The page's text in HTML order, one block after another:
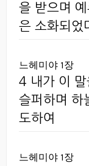
을 받으며
은 소화되었
느헤미야 1장
4 내가 이
슬퍼하며 하
도하여
느헤미야 1장